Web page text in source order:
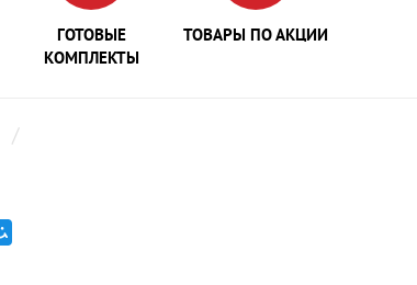
ГОТОВЫЕ
КОМПЛЕКТЫ
ТОВАРЫ ПО АКЦИИ